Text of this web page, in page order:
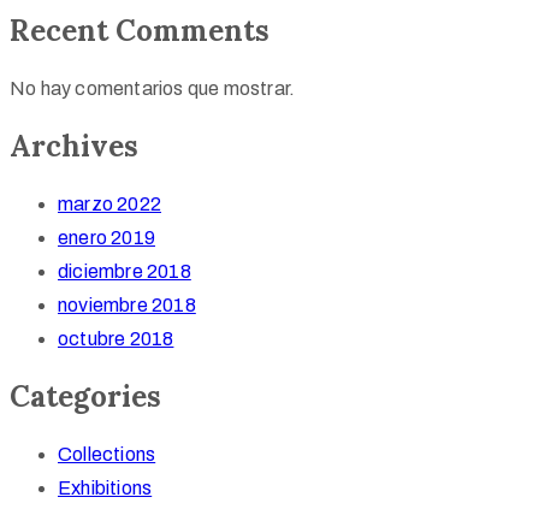
Recent Comments
No hay comentarios que mostrar.
Archives
marzo 2022
enero 2019
diciembre 2018
noviembre 2018
octubre 2018
Categories
Collections
Exhibitions